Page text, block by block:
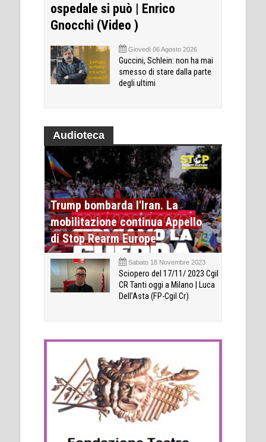
ospedale si può | Enrico
Gnocchi (Video )
Giovedì 06 Agosto 2026
Guccini, Schlein: non ha mai
smesso di stare dalla parte
degli ultimi
Audioteca
Trump bombarda l'Iran. La
mobilitazione continua Appello
di Stop Rearm Europe
Sabato 18 Novembre 2023
Sciopero del 17/11/ 2023 Cgil
CR Tanti oggi a Milano | Luca
Dell’Asta (FP-Cgil Cr)